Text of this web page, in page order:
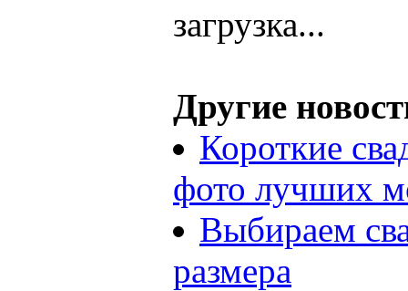
загрузка...
Другие
Короткие
фото лучших
Выбираем
размера